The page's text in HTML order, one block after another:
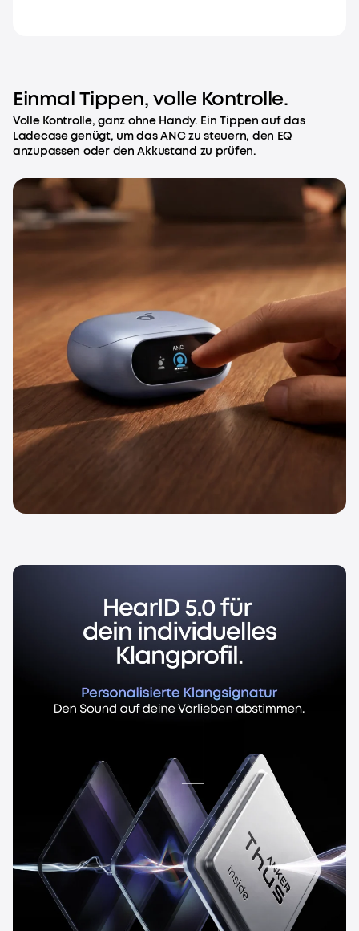
Einmal Tippen, volle Kontrolle.
Volle Kontrolle, ganz ohne Handy. Ein Tippen auf das
Ladecase genügt, um das ANC zu steuern, den EQ
anzupassen oder den Akkustand zu prüfen.